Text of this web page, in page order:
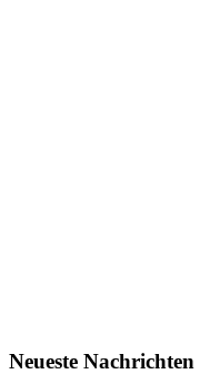
Neueste Nachrichten